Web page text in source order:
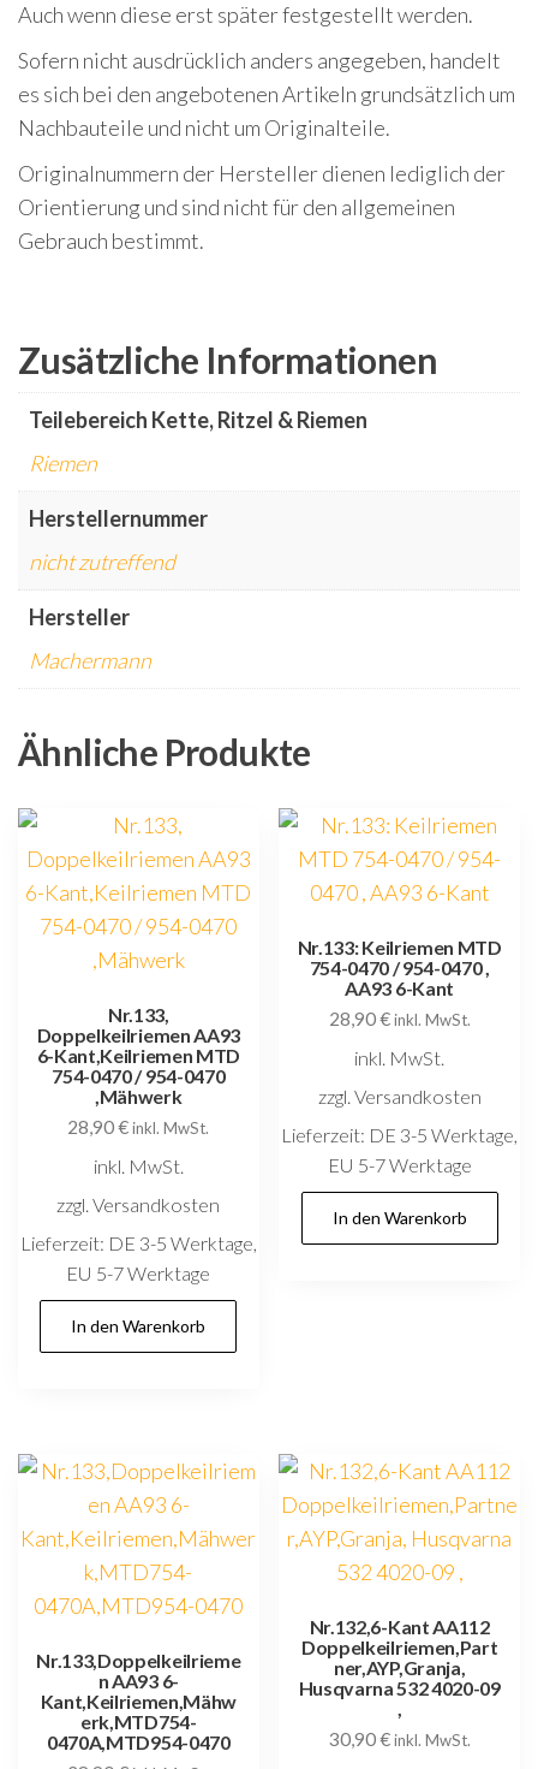
Auch wenn diese erst später festgestellt werden.
Sofern nicht ausdrücklich anders angegeben, handelt
es sich bei den angebotenen Artikeln grundsätzlich um
Nachbauteile und nicht um Originalteile.
Originalnummern der Hersteller dienen lediglich der
Orientierung und sind nicht für den allgemeinen
Gebrauch bestimmt.
Zusätzliche Informationen
Teilebereich Kette, Ritzel & Riemen
Riemen
Herstellernummer
nicht zutreffend
Hersteller
Machermann
Ähnliche Produkte
Nr.133,
Doppelkeilriemen AA93
6-Kant,Keilriemen MTD
754-0470 / 954-0470
,Mähwerk
28,90€ inkl. MwSt.
inkl. MwSt.
zzgl. Versandkosten
Lieferzeit: DE 3-5 Werktage,
EU 5-7 Werktage
In den Warenkorb
Nr.133: Keilriemen MTD
754-0470 / 954-0470 ,
AA93 6-Kant
28,90€ inkl. MwSt.
inkl. MwSt.
zzgl. Versandkosten
Lieferzeit: DE 3-5 Werktage,
EU 5-7 Werktage
In den Warenkorb
Nr.133,Doppelkeilrieme
n AA93 6-
Kant,Keilriemen,Mähw
erk,MTD754-
0470A,MTD954-0470
Nr.132,6-Kant AA112
Doppelkeilriemen,Part
ner,AYP,Granja,
Husqvarna 532 4020-09
30,90€ inkl. MwSt.